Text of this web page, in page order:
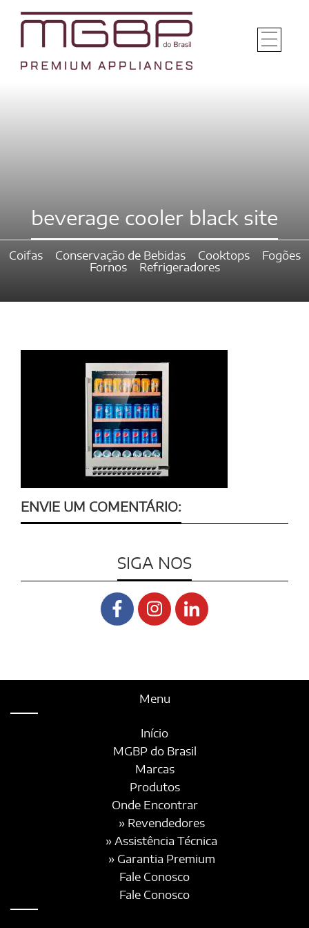
beverage cooler black site
Coifas Conservação de Bebidas Cooktops
Fogões
Fornos
Refrigeradores
ENVIE UM COMENTÁRIO:
SIGA NOS
Menu
Início
MGBP do Brasil
Marcas
Produtos
Onde Encontrar
» Revendedores
» Assistência Técnica
» Garantia Premium
Fale Conosco
Fale Conosco